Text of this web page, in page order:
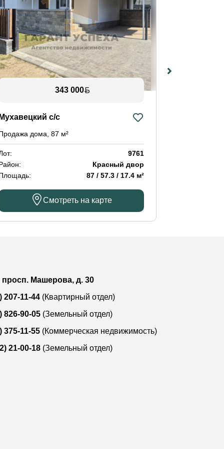
343 000
Мухавецкий с/с
дома, 87 м²
9761
Красный двор
87 / 57.3 / 17.4 м²
Смотреть на карте
просп. Машерова, д. 30
207-11-44 (Квартирный отдел)
826-90-05 (Земельный отдел)
375-11-55 (Коммерческая недвижимость)
21-00-18 (Земельный отдел)